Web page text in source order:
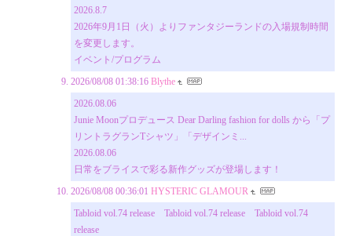
2026.8.7
2026年9月1日（火）よりファンタジーランドの入場規制時間
を変更します。
イベント/プログラム
2026/08/08 01:38:16 Blythe
2026.08.06
Junie Moonプロデュース Dear Darling fashion for dolls から「プ
リントラグランTシャツ」「デザインミ...
2026.08.06
日常をブライスで彩る新作グッズが登場します！
2026/08/08 00:36:01 HYSTERIC GLAMOUR
Tabloid vol.74 release⠀ Tabloid vol.74 release⠀ Tabloid vol.74
release⠀